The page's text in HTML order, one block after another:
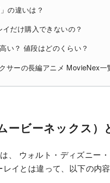
の違いは？
だけ購入できないの？
い？ 値段はどのくらい？
サーの長編アニメ MovieNex一
ビーネックス）
、 ウォルト・ディズニー
イとは違って、以下の内